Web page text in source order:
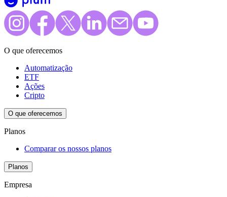
O que oferecemos
Automatização
ETF
Ações
Cripto
O que oferecemos
Planos
Comparar os nossos planos
Planos
Empresa